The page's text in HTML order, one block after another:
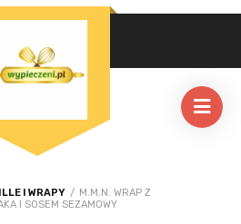
I WRAPY / M.M.N. WRAP Z
I SOSEM SEZAMOWY